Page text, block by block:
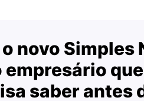
o novo Simples
empresário
saber antes